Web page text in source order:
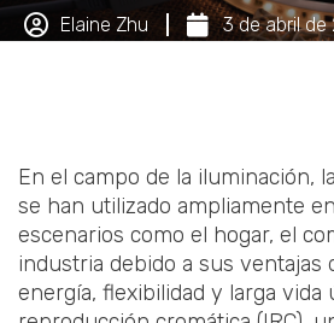
Elaine Zhu 3 de abril de
En el campo de la iluminación,
se han utilizado ampliamente
escenarios como el hogar, el
industria debido a sus ventajas
energía, flexibilidad y larga vida